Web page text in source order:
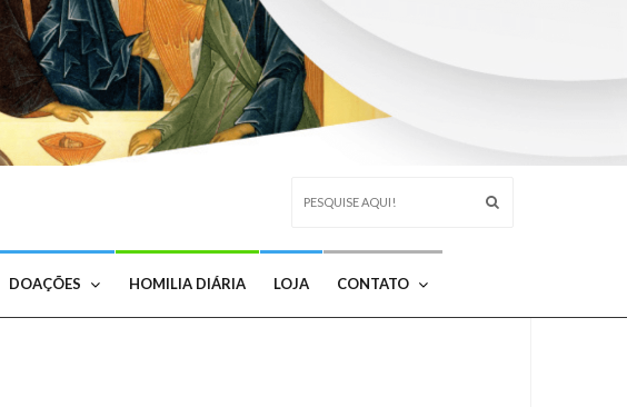
DOAÇÕES HOMILIA DIÁRIA LOJA CONTATO